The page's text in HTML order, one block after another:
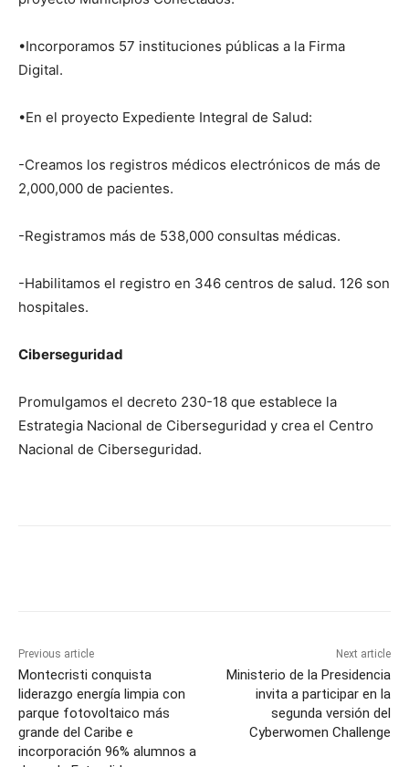
•Incorporamos 57 instituciones públicas a la Firma
Digital.
•En el proyecto Expediente Integral de Salud:
-Creamos los registros médicos electrónicos de más de
2,000,000 de pacientes.
-Registramos más de 538,000 consultas médicas.
-Habilitamos el registro en 346 centros de salud. 126 son
hospitales.
Ciberseguridad
Promulgamos el decreto 230-18 que establece la
Estrategia Nacional de Ciberseguridad y crea el Centro
Nacional de Ciberseguridad.
Previous article
Montecristi conquista
liderazgo energía limpia con
parque fotovoltaico más
grande del Caribe e
incorporación 96% alumnos a
Next article
Ministerio de la Presidencia
invita a participar en la
segunda versión del
Cyberwomen Challenge